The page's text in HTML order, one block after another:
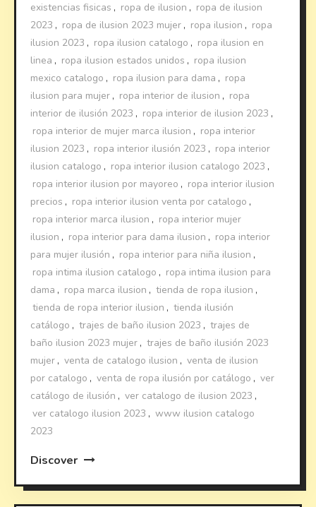
existencias fisicas , ropa de ilusion , ropa de ilusion
2023 , ropa de ilusion 2023 mujer , ropa ilusion , ropa
ilusion 2023 , ropa ilusion catalogo , ropa ilusion en
linea , ropa ilusion estados unidos , ropa ilusion
mexico catalogo , ropa ilusion para dama , ropa
ilusion para mujer , ropa interior de ilusion , ropa
interior de ilusión 2023 , ropa interior de ilusion 2023 ,
ropa interior de mujer marca ilusion , ropa interior
ilusion 2023 , ropa interior ilusión 2023 , ropa interior
ilusion catalogo , ropa interior ilusion catalogo 2023 ,
ropa interior ilusion por mayoreo , ropa interior ilusion
precios , ropa interior ilusion venta por catalogo ,
ropa interior marca ilusion , ropa interior mujer
ilusion , ropa interior para dama ilusion , ropa interior
para mujer ilusión , ropa interior para niña ilusion ,
ropa intima ilusion catalogo , ropa intima ilusion para
dama , ropa marca ilusion , tienda de ropa ilusion ,
tienda de ropa interior ilusion , tienda ilusión
catálogo , trajes de baño ilusion 2023 , trajes de
baño ilusion 2023 mujer , trajes de baño ilusión 2023
mujer , venta de catalogo ilusion , venta de ilusion
por catalogo , venta de ropa ilusión por catálogo , ver
catálogo de ilusión , ver catalogo de ilusion 2023 ,
ver catalogo ilusion 2023 , www ilusion catalogo
2023
Discover